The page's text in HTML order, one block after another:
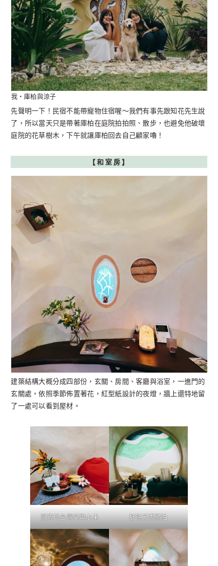
我・庫柏與涼子
先聲明一下！民宿不能帶寵物住宿喔～我們有事先跟知花先生說
了，所以當天只是帶著庫柏在庭院拍拍照、散步，也避免他破壞
庭院的花草樹木，下午就讓庫柏回去自己顧家嚕！
【和室房】
建築結構大概分成四部份，玄關、房間、客廳與浴室，一進門的
玄關處，依照季節佈置著花，紅型紙設計的夜燈，牆上還特地留
了一處可以看到屋材。
迎賓的台灣茶與水果 舒眠芳香精油